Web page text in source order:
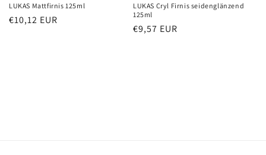
LUKAS Mattfirnis 125ml
Normaler
€10,12 EUR
LUKAS Cryl Firnis seidenglänzend
125ml
Normaler
€9,57 EUR